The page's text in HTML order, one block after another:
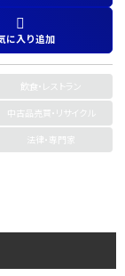
に入り追加
飲食・レストラン
中古品売買・リサイクル
法律・専門家